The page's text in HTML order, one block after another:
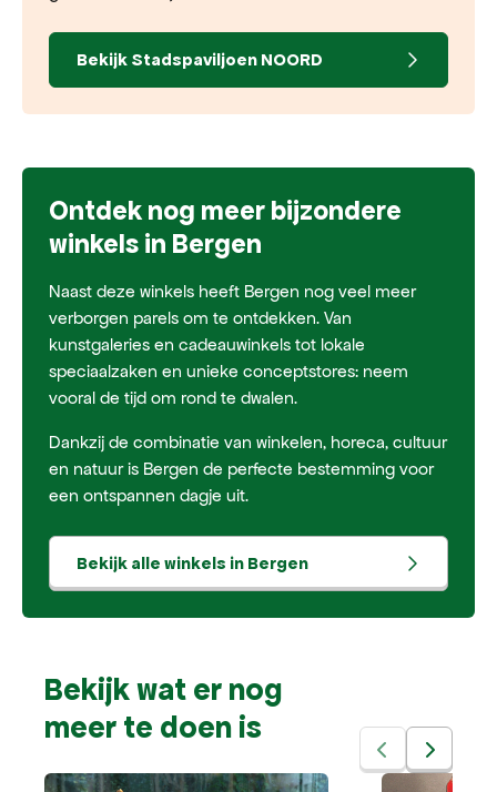
Bekijk Stadspaviljoen NOORD
Ontdek nog meer bijzondere
winkels in Bergen
Naast deze winkels heeft Bergen nog veel meer
verborgen parels om te ontdekken. Van
kunstgaleries en cadeauwinkels tot lokale
speciaalzaken en unieke conceptstores: neem
vooral de tijd om rond te dwalen.
Dankzij de combinatie van winkelen, horeca, cultuur
en natuur is Bergen de perfecte bestemming voor
een ontspannen dagje uit.
Bekijk alle winkels in Bergen
Bekijk wat er nog
meer te doen is